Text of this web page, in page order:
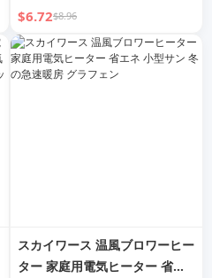
大型犬 小型犬 猫の巣 冬用 暖房
ヒートテック 猫の巣
$6.72$8.96
スカイワース 温風ブロワーヒー
ター 家庭用電気ヒーター 省エ